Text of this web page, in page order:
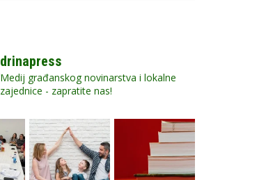
drinapress
Medij građanskog novinarstva i lokalne
zajednice - zapratite nas!